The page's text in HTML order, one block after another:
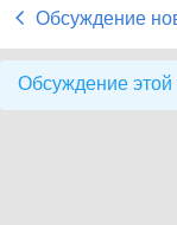
Обсуждение
Обсуждение